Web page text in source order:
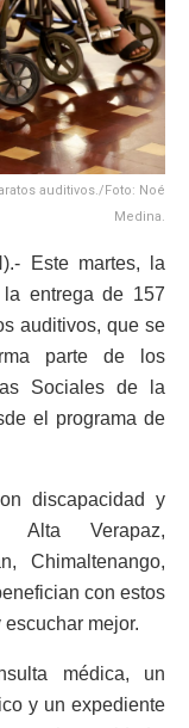
auditivos./Foto: Noé
Medina.
Este martes, la
entrega de 157
auditivos, que se
parte de los
Sociales de la
el programa de
discapacidad y
Alta Verapaz,
Chimaltenango,
con estos
mejor.
médica, un
y un expediente